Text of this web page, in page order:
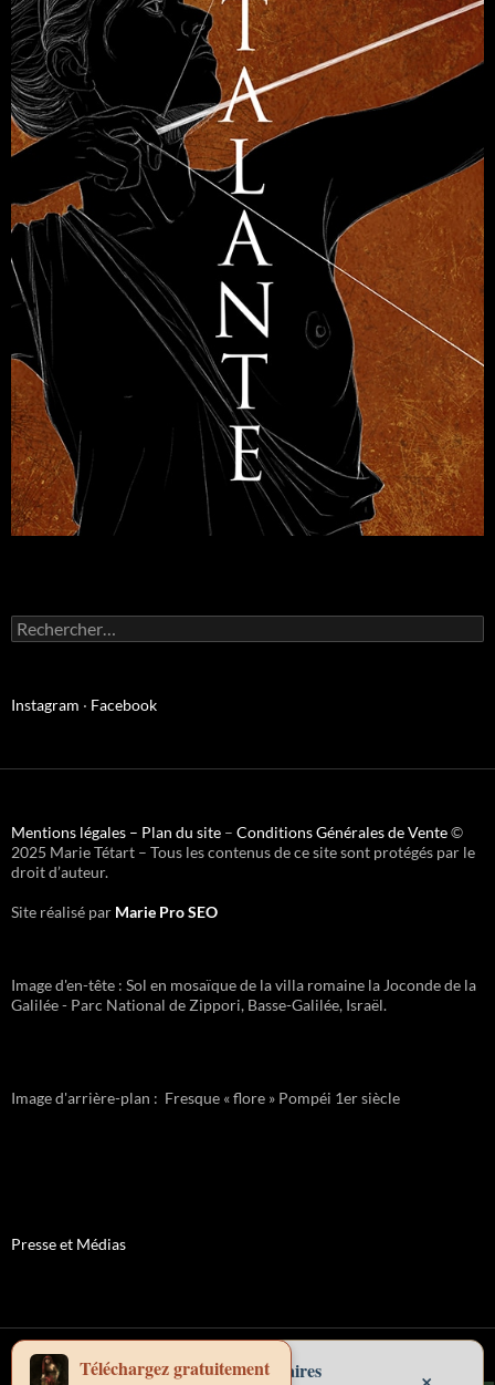
Instagram · Facebook
Mentions légales – Plan du site – Conditions Générales de Vente©
2025 Marie Tétart – Tous les contenus de ce site sont protégés par le
droit d’auteur.
Site réalisé par Marie Pro SEO
Image d'en-tête : Sol en mosaïque de la villa romaine la Joconde de la
Galilée - Parc National de Zippori, Basse-Galilée, Israël.
Image d'arrière-plan : Fresque « flore » Pompéi 1er siècle
Presse et Médias
Politique de confidentialité Fièrement propulsé par WordPress
Suivez mes aventures littéraires
Téléchargez gratuitement